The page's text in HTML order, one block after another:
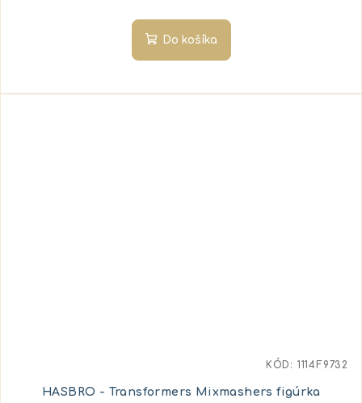
Do košíka
HASBRO - Transformers Mixmashers figúrka
KÓD: 1114F9732